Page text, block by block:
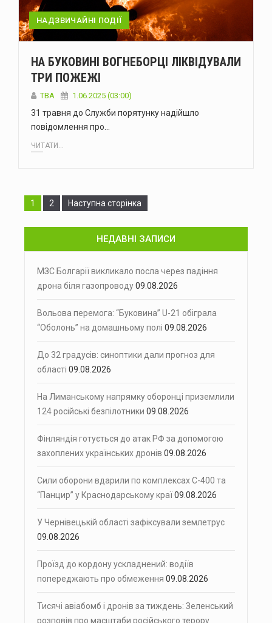
НАДЗВИЧАЙНІ ПОДІЇ
НА БУКОВИНІ ВОГНЕБОРЦІ ЛІКВІДУВАЛИ
ТРИ ПОЖЕЖІ
ТВА 1.06.2025 (03:00)
31 травня до Служби порятунку надійшло
повідомлення про…
ЧИТАТИ...
Сторінка
1 Сторінка
2 Наступна сторінка
НЕДАВНІ ЗАПИСИ
МЗС Болгарії викликало посла через падіння
дрона біля газопроводу09.08.2026
Вольова перемога: “Буковина” U-21 обіграла
“Оболонь” на домашньому полі 09.08.2026
До 32 градусів: синоптики дали прогноз для
області 09.08.2026
На Лиманському напрямку оборонці приземлили
124 російські безпілотники 09.08.2026
Фінляндія готується до атак РФ за допомогою
захоплених українських дронів 09.08.2026
Сили оборони вдарили по комплексах С-400 та
“Панцир” у Краснодарському краї09.08.2026
У Чернівецькій області зафіксували землетрус
09.08.2026
Проїзд до кордону ускладнений: водіїв
попереджають про обмеження 09.08.2026
Тисячі авіабомб і дронів за тиждень: Зеленський
розповів про масштаби російського терору